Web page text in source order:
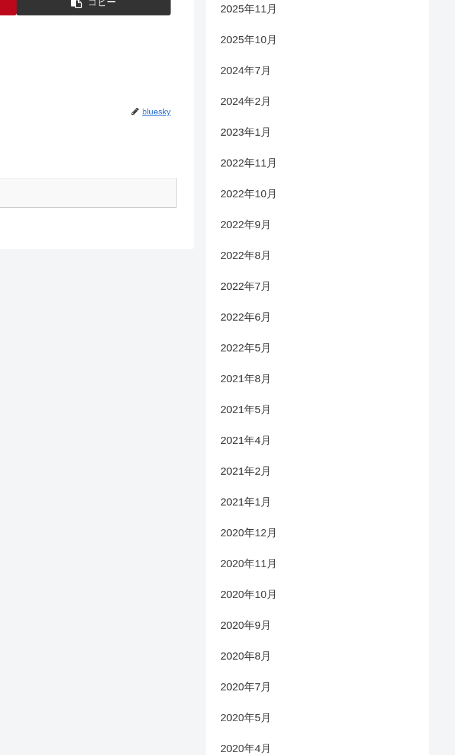
bluesky
2025年11月
2025年10月
2024年7月
2024年2月
2023年1月
2022年11月
2022年10月
2022年9月
2022年8月
2022年7月
2022年6月
2022年5月
2021年8月
2021年5月
2021年4月
2021年2月
2021年1月
2020年12月
2020年11月
2020年10月
2020年9月
2020年8月
2020年7月
2020年5月
2020年4月